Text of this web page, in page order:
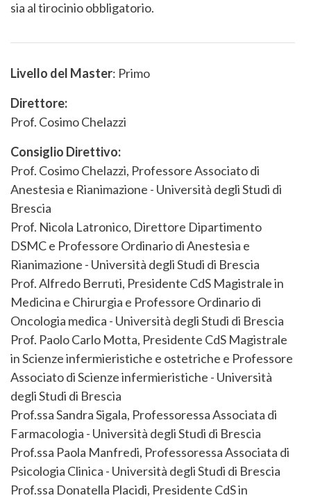
sia al tirocinio obbligatorio.
Livello del Master: Primo
Direttore:
Prof. Cosimo Chelazzi
Consiglio Direttivo:
Prof. Cosimo Chelazzi, Professore Associato di
Anestesia e Rianimazione - Università degli Studi di
Brescia
Prof. Nicola Latronico, Direttore Dipartimento
DSMC e Professore Ordinario di Anestesia e
Rianimazione - Università degli Studi di Brescia
Prof. Alfredo Berruti, Presidente CdS Magistrale in
Medicina e Chirurgia e Professore Ordinario di
Oncologia medica - Università degli Studi di Brescia
Prof. Paolo Carlo Motta, Presidente CdS Magistrale
in Scienze infermieristiche e ostetriche e Professore
Associato di Scienze infermieristiche - Università
degli Studi di Brescia
Prof.ssa Sandra Sigala, Professoressa Associata di
Farmacologia - Università degli Studi di Brescia
Prof.ssa Paola Manfredi, Professoressa Associata di
Psicologia Clinica - Università degli Studi di Brescia
Prof.ssa Donatella Placidi, Presidente CdS in